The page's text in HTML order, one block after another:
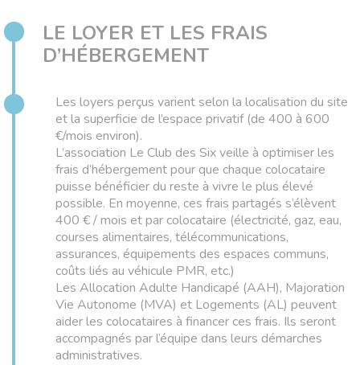
LE LOYER ET LES FRAIS
D’HÉBERGEMENT
Les loyers perçus varient selon la localisation du site
et la superficie de l’espace privatif (de 400 à 600
€/mois environ).
L’association Le Club des Six veille à optimiser les
frais d’hébergement pour que chaque colocataire
puisse bénéficier du reste à vivre le plus élevé
possible. En moyenne, ces frais partagés s’élèvent
400 € / mois et par colocataire (électricité, gaz, eau,
courses alimentaires, télécommunications,
assurances, équipements des espaces communs,
coûts liés au véhicule PMR, etc.)
Les Allocation Adulte Handicapé (AAH), Majoration
Vie Autonome (MVA) et Logements (AL) peuvent
aider les colocataires à financer ces frais. Ils seront
accompagnés par l’équipe dans leurs démarches
administratives.